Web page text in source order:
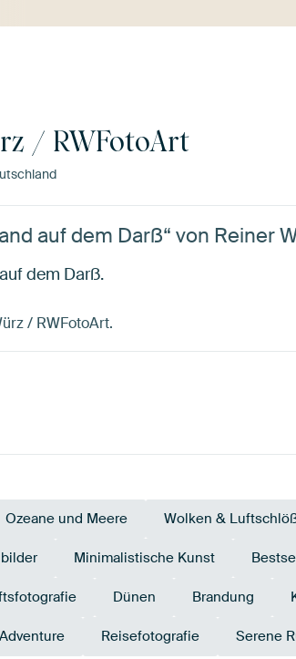
/ RWFotoArt
auf dem Darß“ von Reiner
dem Darß.
/ RWFotoArt.
Ozeane und Meere Wolken &
Minimalistische Kunst
Dünen Brandung
Reisefotografie Serene